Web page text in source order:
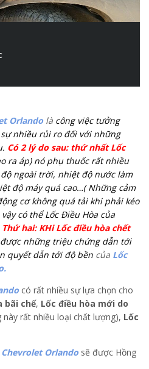
Orlando là công việc tưởng
nhiều rủi ro đối với những
Có 2 lý do sau: thứ nhất Lốc
ra áp) nó phụ thuốc rất nhiều
ngoài trời, nhiệt độ nước làm
độ máy quá cao…( Những cảm
cơ không quá tải khi phải kéo
có thể Lốc Điều Hòa của
Thứ hai: KHi Lốc điều hòa chết
những triệu chứng dẫn tới
quyết dẫn tới độ bền của Lốc
có rất nhiều sự lựa chọn cho
bãi chế, Lốc điều hòa mới do
này rất nhiều loại chất lượng), Lốc
Orlando sẽ được Hồng